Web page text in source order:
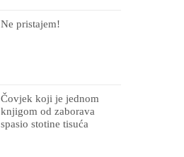
Ne pristajem!
Čovjek koji je jednom
knjigom od zaborava
spasio stotine tisuća